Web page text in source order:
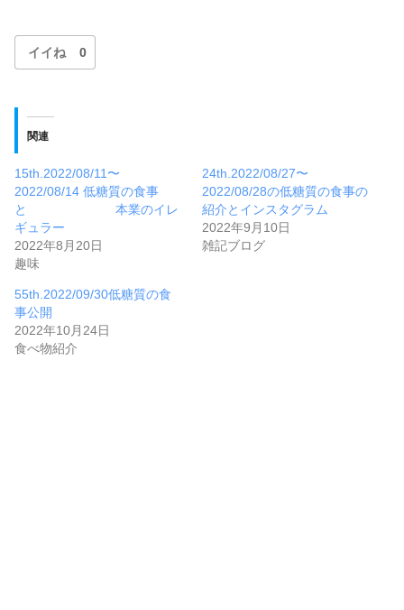
イイね 0
関連
15th.2022/08/11〜
2022/08/14 低糖質の食事
と 本業のイレ
ギュラー
2022年8月20日
趣味
24th.2022/08/27〜
2022/08/28の低糖質の食事の
紹介とインスタグラム
2022年9月10日
雑記ブログ
55th.2022/09/30低糖質の食
事公開
2022年10月24日
食べ物紹介